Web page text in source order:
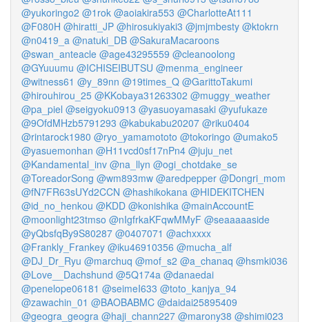
@yukoringo2 @1rok @aoiakira553 @CharlotteAt111
@F080H @hiratti_JP @hirosukiyaki3 @jmjmbesty @ktokrn
@n0419_a @natuki_DB @SakuraMacaroons
@swan_anteacle @age43295559 @cleanoolong
@GYuuumu @ICHISEIBUTSU @menma_engineer
@witness61 @y_89nn @19times_Q @GarittoTakumi
@hirouhirou_25 @KKobaya31263302 @muggy_weather
@pa_piel @seigyoku0913 @yasuoyamasaki @yufukaze
@9OfdMHzb5791293 @kabukabu20207 @riku0404
@rintarock1980 @ryo_yamamototo @tokoringo @umako5
@yasuemonhan @H11vcd0sf17nPn4 @juju_net
@Kandamental_inv @na_llyn @ogi_chotdake_se
@ToreadorSong @wm893mw @aredpepper @Dongri_mom
@fN7FR63sUYd2CCN @hashikokana @HIDEKITCHEN
@id_no_henkou @KDD @konishika @mainAccountE
@moonlight23tmso @nIgfrkaKFqwMMyF @seaaaaaside
@yQbsfqBy9S80287 @0407071 @achxxxx
@Frankly_Frankey @iku46910356 @mucha_alf
@DJ_Dr_Ryu @marchuq @mof_s2 @a_chanaq @hsmki036
@Love__Dachshund @5Q174a @danaedai
@penelope06181 @seimeI633 @toto_kanjya_94
@zawachin_01 @BAOBABMC @daidai25895409
@geogra_geogra @haji_chann227 @marony38 @shimi023